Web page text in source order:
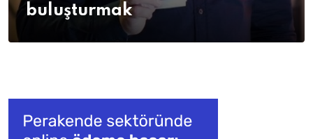
buluşturmak